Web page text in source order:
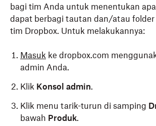
bagi tim Anda untuk menentukan
dapat berbagi tautan dan/atau folder
tim Dropbox. Untuk melakukannya:
Masuk ke dropbox.com
admin Anda.
Klik Konsol admin.
Klik menu tarik-turun di samping
bawah Produk.